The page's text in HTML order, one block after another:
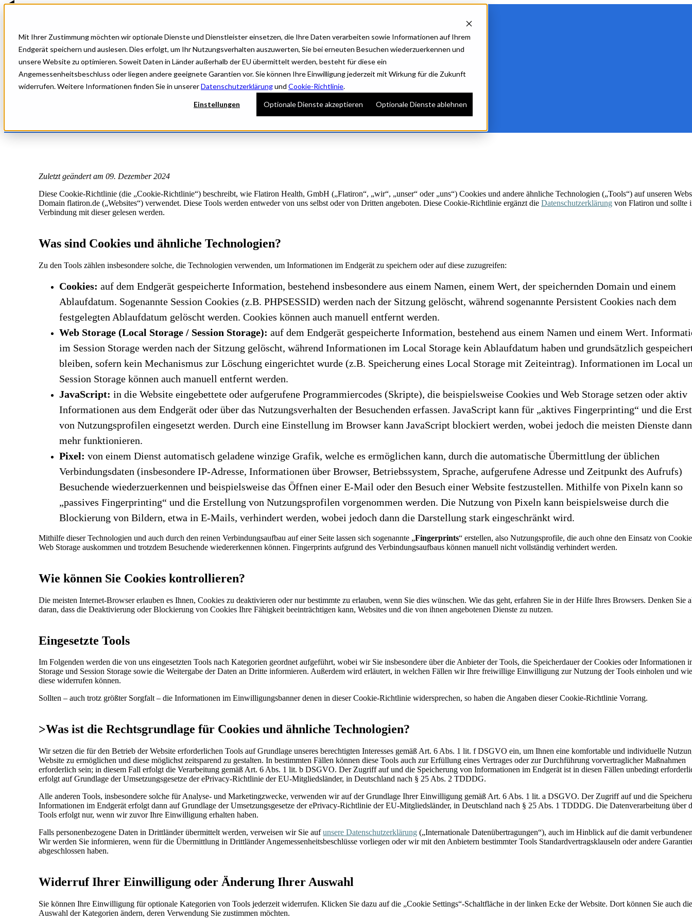
Mit Ihrer Zustimmung möchten wir optionale Dienste und Dienstleister einsetzen, die Ihre Daten verarbeiten sowie Informationen auf Ihrem
Endgerät speichern und auslesen. Dies erfolgt, um Ihr Nutzungsverhalten auszuwerten, Sie bei erneuten Besuchen wiederzuerkennen und
unsere Website zu optimieren. Soweit Daten in Länder außerhalb der EU übermittelt werden, besteht für diese ein
Angemessenheitsbeschluss oder liegen andere geeignete Garantien vor. Sie können Ihre Einwilligung jederzeit mit Wirkung für die Zukunft
widerrufen. Weitere Informationen finden Sie in unsererDatenschutzerklärungund Cookie-Richtlinie.
Einstellungen Optionale Dienste akzeptieren Optionale Dienste ablehnen
Für Gesundheitseinrichtungen
Für Life Sciences
Cookie-Richtlinie
Zuletzt geändert am 09. Dezember 2024
Diese Cookie-Richtlinie (die „Cookie-Richtlinie“) beschreibt, wie Flatiron Health, GmbH („Flatiron“, „wir“, „unser“ oder „uns“) Cookies und andere ähnliche Technologien („Tools“) auf unseren
Domain flatiron.de („Websites“) verwendet. Diese Tools werden entweder von uns selbst oder von Dritten angeboten. Diese Cookie-Richtlinie ergänzt dieDatenschutzerklärung von Flatiron und sollte
Verbindung mit dieser gelesen werden.
Was sind Cookies und ähnliche Technologien?
Zu den Tools zählen insbesondere solche, die Technologien verwenden, um Informationen im Endgerät zu speichern oder auf diese zuzugreifen:
Cookies: auf dem Endgerät gespeicherte Information, bestehend insbesondere aus einem Namen, einem Wert, der speichernden Domain und einem
Ablaufdatum. Sogenannte Session Cookies (z.B. PHPSESSID) werden nach der Sitzung gelöscht, während sogenannte Persistent Cookies nach dem
festgelegten Ablaufdatum gelöscht werden. Cookies können auch manuell entfernt werden.
Web Storage (Local Storage / Session Storage): auf dem Endgerät gespeicherte Information, bestehend aus einem Namen und einem Wert.
im Session Storage werden nach der Sitzung gelöscht, während Informationen im Local Storage kein Ablaufdatum haben und grundsätzlich
bleiben, sofern kein Mechanismus zur Löschung eingerichtet wurde (z.B. Speicherung eines Local Storage mit Zeiteintrag). Informationen im Local
Session Storage können auch manuell entfernt werden.
JavaScript: in die Website eingebettete oder aufgerufene Programmiercodes (Skripte), die beispielsweise Cookies und Web Storage setzen oder aktiv
Informationen aus dem Endgerät oder über das Nutzungsverhalten der Besuchenden erfassen. JavaScript kann für „aktives Fingerprinting“ und die
von Nutzungsprofilen eingesetzt werden. Durch eine Einstellung im Browser kann JavaScript blockiert werden, wobei jedoch die meisten Dienste
mehr funktionieren.
Pixel: von einem Dienst automatisch geladene winzige Grafik, welche es ermöglichen kann, durch die automatische Übermittlung der üblichen
Verbindungsdaten (insbesondere IP-Adresse, Informationen über Browser, Betriebssystem, Sprache, aufgerufene Adresse und Zeitpunkt des Aufrufs)
Besuchende wiederzuerkennen und beispielsweise das Öffnen einer E-Mail oder den Besuch einer Website festzustellen. Mithilfe von Pixeln kann so
„passives Fingerprinting“ und die Erstellung von Nutzungsprofilen vorgenommen werden. Die Nutzung von Pixeln kann beispielsweise durch die
Blockierung von Bildern, etwa in E-Mails, verhindert werden, wobei jedoch dann die Darstellung stark eingeschränkt wird.
Mithilfe dieser Technologien und auch durch den reinen Verbindungsaufbau auf einer Seite lassen sich sogenannte „Fingerprints“ erstellen, also Nutzungsprofile, die auch ohne den Einsatz von
Web Storage auskommen und trotzdem Besuchende wiedererkennen können. Fingerprints aufgrund des Verbindungsaufbaus können manuell nicht vollständig verhindert werden.
Wie können Sie Cookies kontrollieren?
Die meisten Internet-Browser erlauben es Ihnen, Cookies zu deaktivieren oder nur bestimmte zu erlauben, wenn Sie dies wünschen. Wie das geht, erfahren Sie in der Hilfe Ihres Browsers. Denken Sie
daran, dass die Deaktivierung oder Blockierung von Cookies Ihre Fähigkeit beeinträchtigen kann, Websites und die von ihnen angebotenen Dienste zu nutzen.
Eingesetzte Tools
Im Folgenden werden die von uns eingesetzten Tools nach Kategorien geordnet aufgeführt, wobei wir Sie insbesondere über die Anbieter der Tools, die Speicherdauer der Cookies oder Informationen
Storage und Session Storage sowie die Weitergabe der Daten an Dritte informieren. Außerdem wird erläutert, in welchen Fällen wir Ihre freiwillige Einwilligung zur Nutzung der Tools einholen und
diese widerrufen können.
Sollten – auch trotz größter Sorgfalt – die Informationen im Einwilligungsbanner denen in dieser Cookie-Richtlinie widersprechen, so haben die Angaben dieser Cookie-Richtlinie Vorrang.
>Was ist die Rechtsgrundlage für Cookies und ähnliche Technologien?
Wir setzen die für den Betrieb der Website erforderlichen Tools auf Grundlage unseres berechtigten Interesses gemäß Art. 6 Abs. 1 lit. f DSGVO ein, um Ihnen eine komfortable und individuelle
Website zu ermöglichen und diese möglichst zeitsparend zu gestalten. In bestimmten Fällen können diese Tools auch zur Erfüllung eines Vertrages oder zur Durchführung vorvertraglicher Maßnahmen
erforderlich sein; in diesem Fall erfolgt die Verarbeitung gemäß Art. 6 Abs. 1 lit. b DSGVO. Der Zugriff auf und die Speicherung von Informationen im Endgerät ist in diesen Fällen unbedingt
erfolgt auf Grundlage der Umsetzungsgesetze der ePrivacy-Richtlinie der EU-Mitgliedsländer, in Deutschland nach § 25 Abs. 2 TDDDG.
Alle anderen Tools, insbesondere solche für Analyse- und Marketingzwecke, verwenden wir auf der Grundlage Ihrer Einwilligung gemäß Art. 6 Abs. 1 lit. a DSGVO. Der Zugriff auf und die
Informationen im Endgerät erfolgt dann auf Grundlage der Umsetzungsgesetze der ePrivacy-Richtlinie der EU-Mitgliedsländer, in Deutschland nach § 25 Abs. 1 TDDDG. Die Datenverarbeitung über
Tools erfolgt nur, wenn wir zuvor Ihre Einwilligung erhalten haben.
Falls personenbezogene Daten in Drittländer übermittelt werden, verweisen wir Sie aufunsere Datenschutzerklärung („Internationale Datenübertragungen“), auch im Hinblick auf die damit
Wir werden Sie informieren, wenn für die Übermittlung in Drittländer Angemessenheitsbeschlüsse vorliegen oder wir mit den Anbietern bestimmter Tools Standardvertragsklauseln oder andere
abgeschlossen haben.
Widerruf Ihrer Einwilligung oder Änderung Ihrer Auswahl
Sie können Ihre Einwilligung für optionale Kategorien von Tools jederzeit widerrufen. Klicken Sie dazu auf die „Cookie Settings“-Schaltfläche in der linken Ecke der Website. Dort können Sie auch
Auswahl der Kategorien ändern, deren Verwendung Sie zustimmen möchten.